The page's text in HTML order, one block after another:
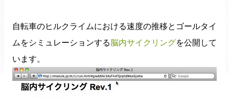
自転車のヒルクライムにおける速度の推移とゴールタイ
ムをシミュレーションする脳内サイクリングを公開して
います。